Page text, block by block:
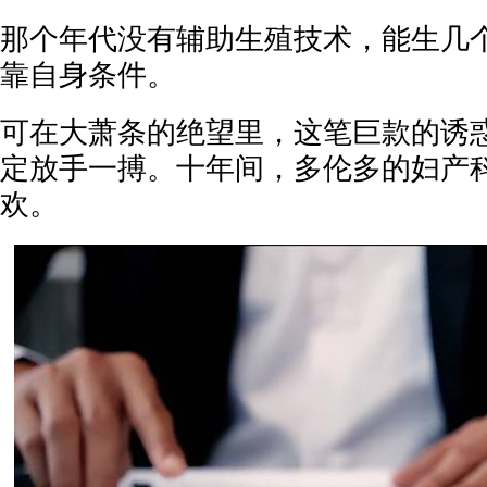
那个年代没有辅助生殖技术，能生几
靠自身条件。
可在大萧条的绝望里，这笔巨款的诱
定放手一搏。十年间，多伦多的妇产
欢。